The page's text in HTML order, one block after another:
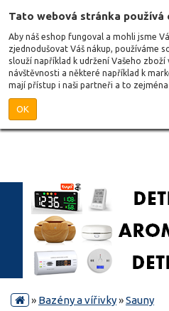
Tato webová stránka používá
Aby náš eshop fungoval a mohli jsme
zjednodušovat Váš nákup, používáme
slouží například k udržení Vašeho
návštěvnosti a některé například k
mají přístup i naši partneři a to
OK
» Bazény a vířivky»Sauny